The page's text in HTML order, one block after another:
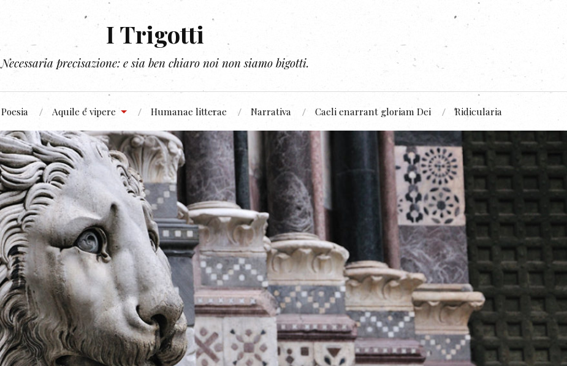
I Trigotti
Necessaria precisazione: e sia ben chiaro noi non siamo bigotti.
Poesia Aquile e vipere Humanae litterae Narrativa Caeli enarrant gloriam Dei Ridicularia